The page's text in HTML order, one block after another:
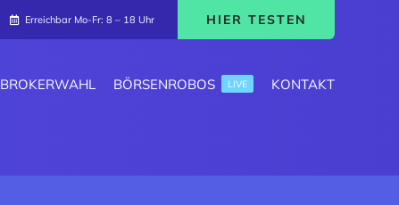
Erreichbar Mo-Fr: 8 – 18 Uhr HIER TESTEN
BROKERWAHL BÖRSENROBOS LIVE KONTAKT